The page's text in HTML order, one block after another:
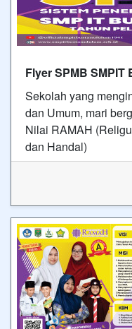
Flyer SPMB SMPIT
Sekolah yang
dan Umum, mari
Nilai RAMAH
dan Handal)